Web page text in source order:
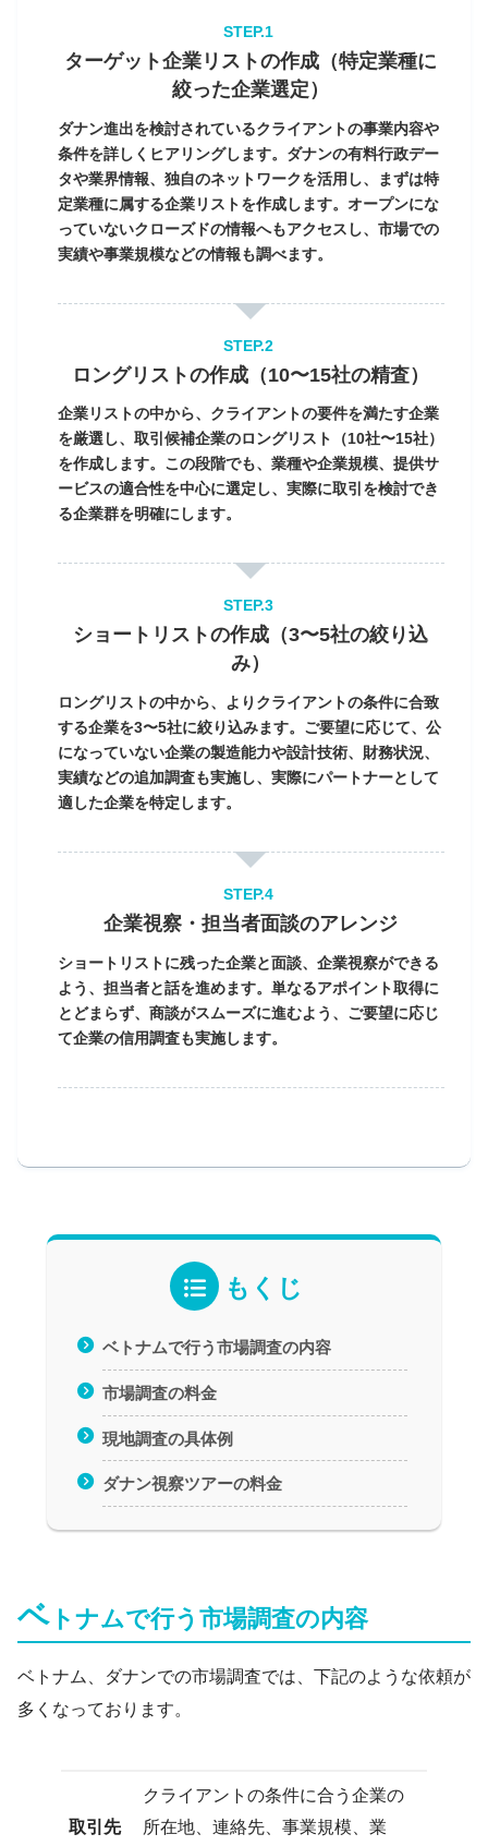
ターゲット企業リストの作成（特定業種に
絞った企業選定）
ダナン進出を検討されているクライアントの事業内容や
条件を詳しくヒアリングします。ダナンの有料行政デー
タや業界情報、独自のネットワークを活用し、まずは特
定業種に属する企業リストを作成します。オープンにな
っていないクローズドの情報へもアクセスし、市場での
実績や事業規模などの情報も調べます。
ロングリストの作成（10〜15社の精査）
企業リストの中から、クライアントの要件を満たす企業
を厳選し、取引候補企業のロングリスト（10社〜15社）
を作成します。この段階でも、業種や企業規模、提供サ
ービスの適合性を中心に選定し、実際に取引を検討でき
る企業群を明確にします。
ショートリストの作成（3〜5社の絞り込
み）
ロングリストの中から、よりクライアントの条件に合致
する企業を3〜5社に絞り込みます。ご要望に応じて、公
になっていない企業の製造能力や設計技術、財務状況、
実績などの追加調査も実施し、実際にパートナーとして
適した企業を特定します。
企業視察・担当者面談のアレンジ
ショートリストに残った企業と面談、企業視察ができる
よう、担当者と話を進めます。単なるアポイント取得に
とどまらず、商談がスムーズに進むよう、ご要望に応じ
て企業の信用調査も実施します。
もくじ
ベトナムで行う市場調査の内容
市場調査の料金
現地調査の具体例
ダナン視察ツアーの料金
ベ トナムで行う市場調査の内容
ベトナム、ダナンでの市場調査では、下記のような依頼が
多くなっております。
取引先
クライアントの条件に合う企業の
所在地、連絡先、事業規模、業